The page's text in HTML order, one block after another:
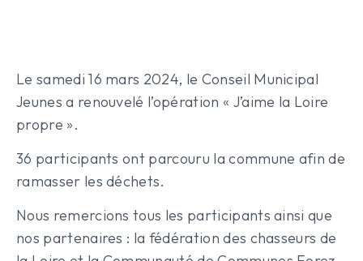
Le samedi 16 mars 2024, le Conseil Municipal
Jeunes a renouvelé l’opération « J’aime la Loire
propre ».
36 participants ont parcouru la commune afin de
ramasser les déchets.
Nous remercions tous les participants ainsi que
nos partenaires : la fédération des chasseurs de